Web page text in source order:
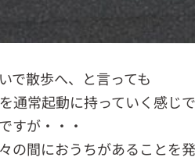
で散歩へ、と言っても
通常起動に持っていく感じ
すが・・・
の間におうちがあることを